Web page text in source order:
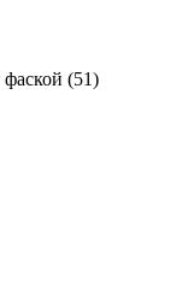
фаской (51)